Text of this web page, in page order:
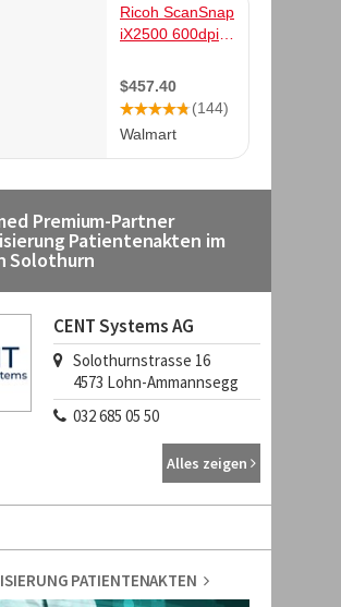
Premium-Partner
Patientenakten im
Solothurn
CENT Systems AG
Solothurnstrasse 16
4573 Lohn-Ammannsegg
032 685 05 50
Alles zeigen
PATIENTENAKTEN